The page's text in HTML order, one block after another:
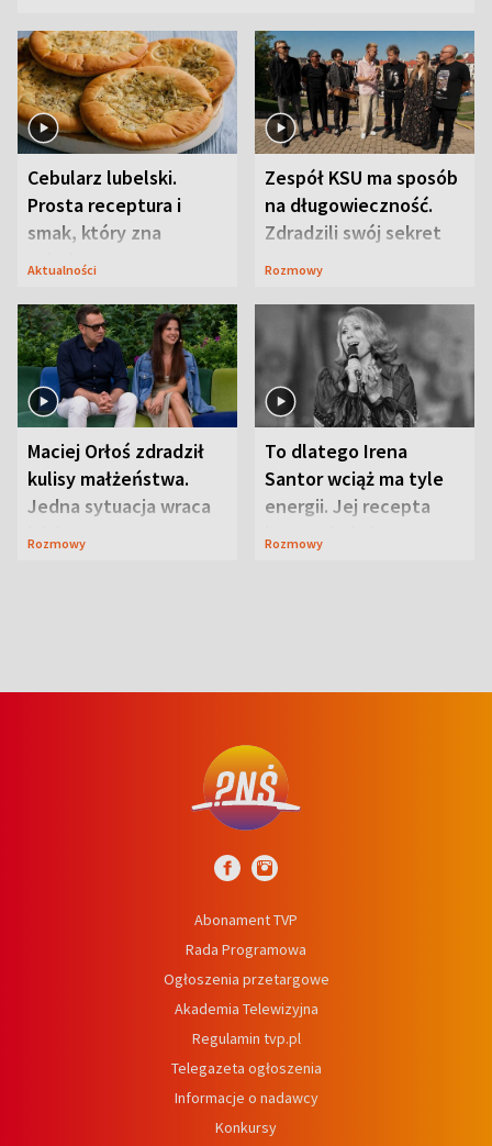
Cebularz lubelski.
Prosta receptura i
smak, który zna
Lubelszczyzna
Aktualności
Zespół KSU ma sposób
na długowieczność.
Zdradzili swój sekret
Rozmowy
Maciej Orłoś zdradził
kulisy małżeństwa.
Jedna sytuacja wraca
jak bumerang
Rozmowy
To dlatego Irena
Santor wciąż ma tyle
energii. Jej recepta
jest zaskakująco
Rozmowy
Abonament TVP
Rada Programowa
Ogłoszenia przetargowe
Akademia Telewizyjna
Regulamin tvp.pl
Telegazeta ogłoszenia
Informacje o nadawcy
Konkursy